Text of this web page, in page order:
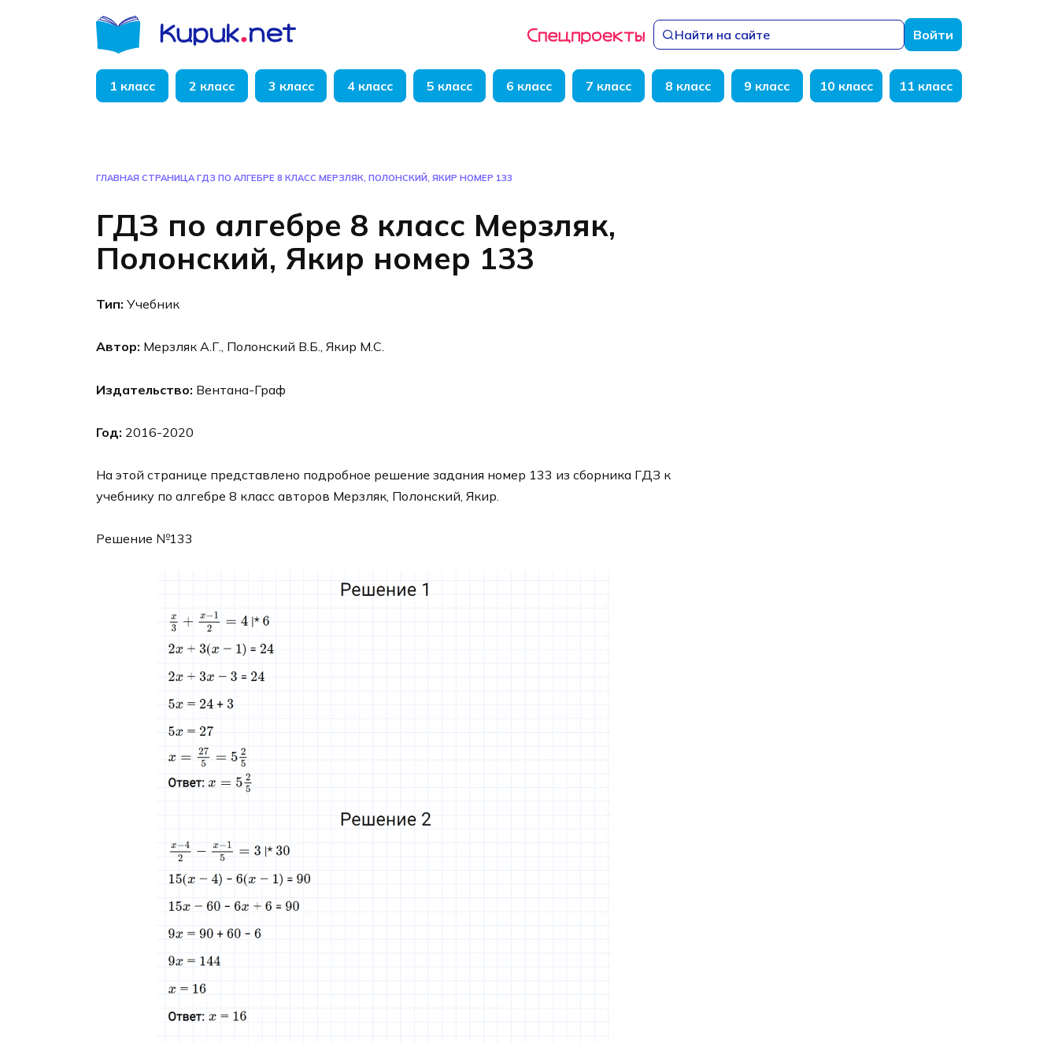
Найти на сайте Войти
1 класс 2 класс 3 класс 4 класс 5 класс 6 класс 7 класс 8 класс 9 класс 10 класс 11 класс
ГЛАВНАЯ СТРАНИЦА ГДЗ ПО АЛГЕБРЕ 8 КЛАСС МЕРЗЛЯК, ПОЛОНСКИЙ, ЯКИР НОМЕР 133
ГДЗ по алгебре 8 класс Мерзляк,
Полонский, Якир номер 133
Тип: Учебник
Автор: Мерзляк А.Г., Полонский В.Б., Якир М.С.
Издательство: Вентана-Граф
Год: 2016-2020
На этой странице представлено подробное решение задания номер 133 из сборника ГДЗ к
учебнику по алгебре 8 класс авторов Мерзляк, Полонский, Якир.
Решение №133